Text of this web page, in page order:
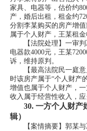
家具、电器等，估价约
产，婚后出租，租金约
分割李某购买的房产增
属于个人财产，王某租金
【法院处理】一审判
电器款4000元，王某
诉，维持原判。
【最高法院民一庭意
时该房产属于“个人财产
增值也属于个人财产，
收入属于经营性收入，
30. 一方个人财产
辑）
【案情摘要】郭某与